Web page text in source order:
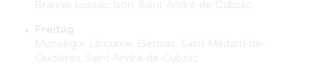
Branne, Lussac, Izon, Saint-André-de-Cubzac
Freitag
Monségur, Libourne, Gensac, Saint-Médard-de-
Guizières, Saint-André-de-Cubzac